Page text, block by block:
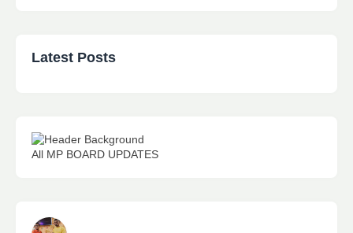
Latest Posts
All MP BOARD UPDATES